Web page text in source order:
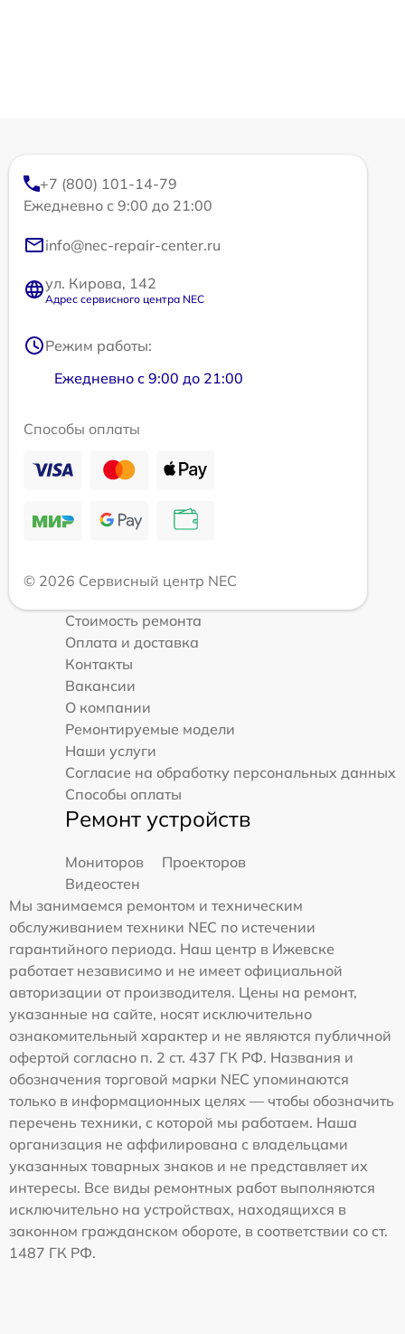
+7 (800) 101-14-79
Ежедневно с 9:00 до 21:00
info@nec-repair-center.ru
ул. Кирова, 142
Адрес сервисного центра NEC
Режим работы:
Ежедневно с 9:00 до 21:00
Способы оплаты
© 2026 Сервисный центр NEC
Стоимость ремонта
Оплата и доставка
Контакты
Вакансии
О компании
Ремонтируемые модели
Наши услуги
Согласие на обработку персональных данных
Способы оплаты
Ремонт устройств
Мониторов
Проекторов
Видеостен
Мы занимаемся ремонтом и техническим
обслуживанием техники NEC по истечении
гарантийного периода. Наш центр в Ижевске
работает независимо и не имеет официальной
авторизации от производителя. Цены на ремонт,
указанные на сайте, носят исключительно
ознакомительный характер и не являются публичной
офертой согласно п. 2 ст. 437 ГК РФ. Названия и
обозначения торговой марки NEC упоминаются
только в информационных целях — чтобы обозначить
перечень техники, с которой мы работаем. Наша
организация не аффилирована с владельцами
указанных товарных знаков и не представляет их
интересы. Все виды ремонтных работ выполняются
исключительно на устройствах, находящихся в
законном гражданском обороте, в соответствии со ст.
1487 ГК РФ.